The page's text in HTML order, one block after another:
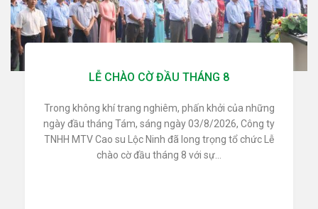
LỄ CHÀO CỜ ĐẦU THÁNG 8
Trong không khí trang nghiêm, phấn khởi của những
ngày đầu tháng Tám, sáng ngày 03/8/2026, Công ty
TNHH MTV Cao su Lộc Ninh đã long trọng tổ chức Lễ
chào cờ đầu tháng 8 với sự...